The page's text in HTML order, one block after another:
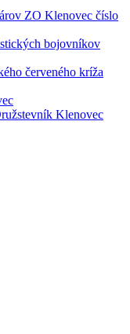
ZO Klenovec číslo
bojovníkov
červeného kríža
Klenovec